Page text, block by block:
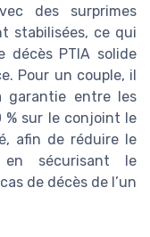
des surprimes
stabilisées, ce qui
décès PTIA solide
Pour un couple, il
garantie entre les
% sur le conjoint le
afin de réduire le
en sécurisant le
de décès de l’un